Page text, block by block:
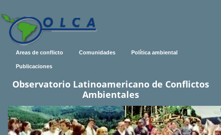
Areas de conflicto Comunidades Política ambiental
Publicaciones
Observatorio Latinoamericano de Conflictos
Ambientales